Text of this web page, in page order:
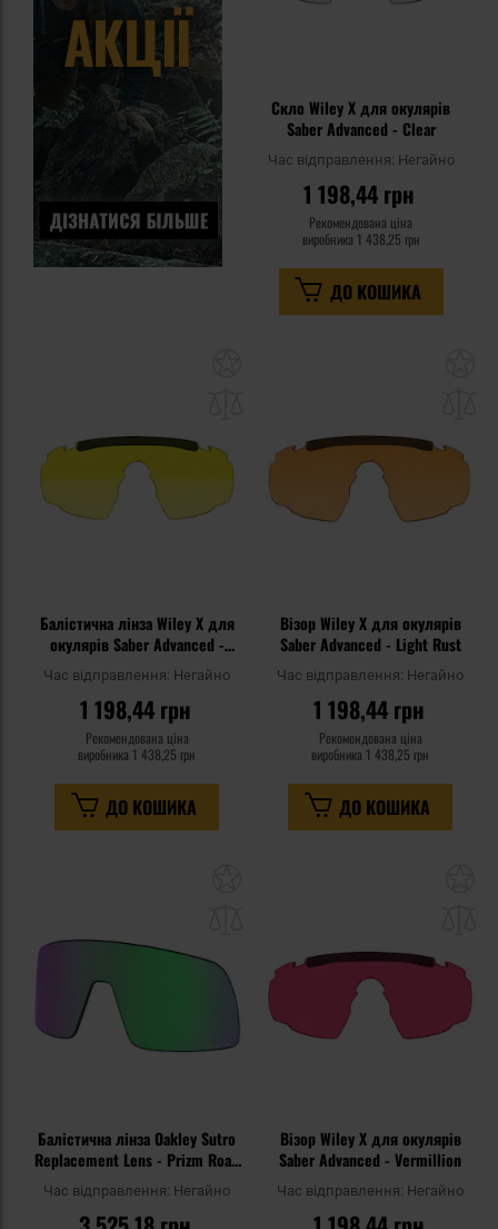
Скло Wiley X для окулярів
Saber Advanced - Clear
Час відправлення: Негайно
1 198,44 грн
Рекомендована ціна
виробника 1 438,25 грн
ДО КОШИКА
уподобань
Балістична лінза Wiley X для
окулярів Saber Advanced -
Час відправлення: Негайно
1 198,44 грн
Рекомендована ціна
виробника 1 438,25 грн
ДО КОШИКА
Візор Wiley X для окулярів
Saber Advanced - Light Rust
Час відправлення: Негайно
1 198,44 грн
Рекомендована ціна
виробника 1 438,25 грн
ДО КОШИКА
уподобань
Балістична лінза Oakley Sutro
Replacement Lens - Prizm Road
Час відправлення: Негайно
Візор Wiley X для окулярів
Saber Advanced - Vermillion
Час відправлення: Негайно